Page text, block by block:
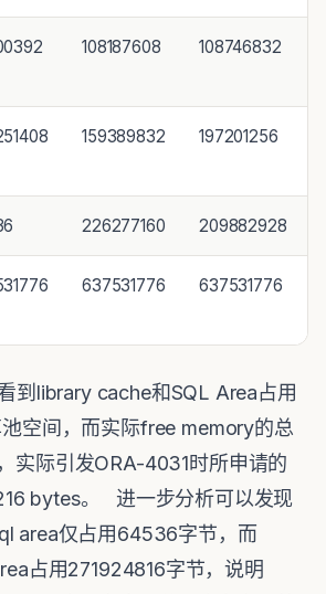
108187608 108746832
159389832 197201256
226277160 209882928
637531776 637531776
到library cache和SQL Area占用
空间，而实际free memory的总
实际引发ORA-4031时所申请的
bytes。 进一步分析可以发现
area仅占用64536字节，而
占用271924816字节，说明